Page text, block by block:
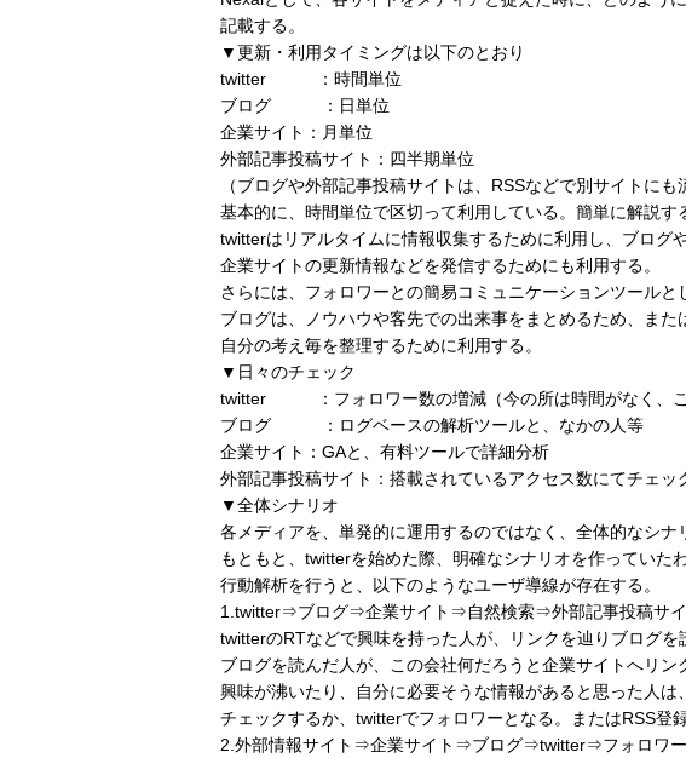
記載する。
▼更新・利用タイミングは以下のとおり
twitter ：時間単位
ブログ ：日単位
企業サイト：月単位
外部記事投稿サイト：四半期単位
（ブログや外部記事投稿サイトは、RSSなどで別サイトにも
基本的に、時間単位で区切って利用している。簡単に解説す
twitterはリアルタイムに情報収集するために利用し、ブログ
企業サイトの更新情報などを発信するためにも利用する。
さらには、フォロワーとの簡易コミュニケーションツールと
ブログは、ノウハウや客先での出来事をまとめるため、また
自分の考え毎を整理するために利用する。
▼日々のチェック
twitter ：フォロワー数の増減（今の所は時間がなく、こ
ブログ ：ログベースの解析ツールと、なかの人等
企業サイト：GAと、有料ツールで詳細分析
外部記事投稿サイト：搭載されているアクセス数にてチェッ
▼全体シナリオ
各メディアを、単発的に運用するのではなく、全体的なシナ
もともと、twitterを始めた際、明確なシナリオを作っていた
行動解析を行うと、以下のようなユーザ導線が存在する。
1.twitter⇒ブログ⇒企業サイト⇒自然検索⇒外部記事投稿サイ
twitterのRTなどで興味を持った人が、リンクを辿りブログを
ブログを読んだ人が、この会社何だろうと企業サイトへリン
興味が沸いたり、自分に必要そうな情報があると思った人は
チェックするか、twitterでフォロワーとなる。またはRSS登録
2.外部情報サイト⇒企業サイト⇒ブログ⇒twitter⇒フォロワー